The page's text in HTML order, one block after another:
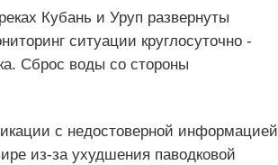
Кубань и Уруп развернуты
ситуации круглосуточно -
Сброс воды со стороны
с недостоверной информацией
из‑за ухудшения паводковой